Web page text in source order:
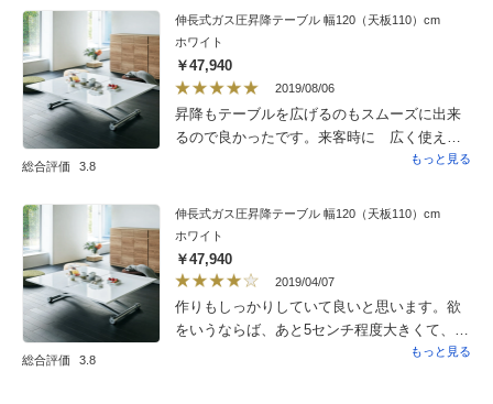
あります。天板の高さが簡単に変えられるの
で、チェアやソファに合わせて使用していま
す。幅100cmは2人で使うにはちょうどいいサ
イズです。組立は10分もかかりませんでし
た。梱包材の処理の方が時間がかかったかな
（笑）裏返して組み立てるため、引き起こす
総合評価 3.8
伸長式ガス圧昇降テーブル 幅120（天板110）cm
ホワイト
￥47,940
2019/08/06
昇降もテーブルを広げるのもスムーズに出来
るので良かったです。来客時に 広く使えて
もっと見る
総合評価 3.8
伸長式ガス圧昇降テーブル 幅120（天板110）cm
ホワイト
￥47,940
2019/04/07
作りもしっかりしていて良いと思います。欲
をいうならば、あと5センチ程度大きくて、正
方形ではなく長方形寄りだと良かったです。
もっと見る